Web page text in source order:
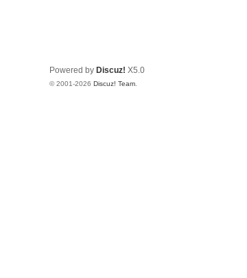
Powered by Discuz! X5.0
© 2001-2026 Discuz! Team